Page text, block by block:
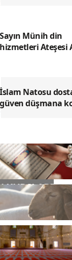
Sayın Münih din
hizmetleri Ateşesi
İslam Natosu
güven düşmana
KURSLARI